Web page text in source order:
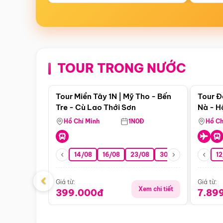
TOUR TRONG NƯỚC
Điểm nổi bật
Tour Miền Tây 1N | Mỹ Tho - Bến
Tre - Cù Lao Thới Sơn
Hồ Chí Minh 1N0Đ
14/08 16/08 23/08 30/08 06/09
Giá từ:
399.000đ Xem chi tiết
Tour
Nà -
Nha
Hồ
Giá từ:
‹